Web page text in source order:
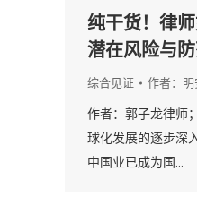
纯干货！律
潜在风险与
综合见证 作者：
作者：郭子龙律师
球化发展的逐步深
中国业已成为国…